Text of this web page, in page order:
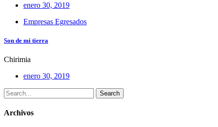
enero 30, 2019
Empresas Egresados
Son de mi tierra
Chirimia
enero 30, 2019
Search
Archivos